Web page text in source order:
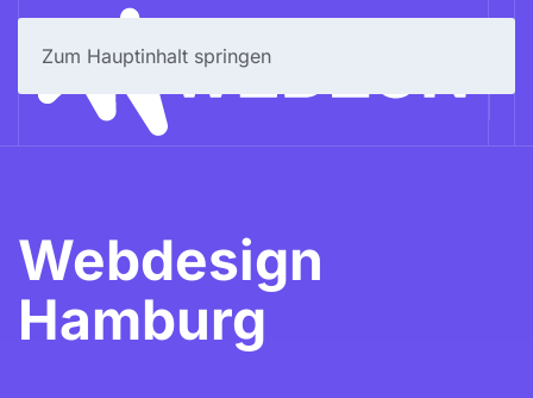
Zum Hauptinhalt springen
Webdesign
Hamburg